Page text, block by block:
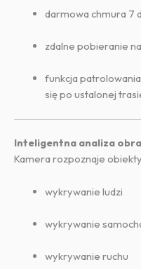
darmowa chmura 7
zdalne pobieranie
funkcja
się po ustalonej
Inteligentna analiza
Kamera rozpoznaje
wykrywanie ludzi
wykrywanie
wykrywanie ruchu